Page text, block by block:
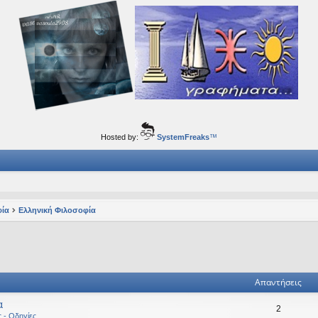
ταξίδια του νού...
Hosted by: SystemFreaks™
Ελληνική Φιλοσοφία
Απαντήσεις
- Οδηγίες
2